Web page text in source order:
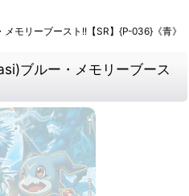
モリーブースト!!【SR】{P-036}《青》
ブルー・メモリーブース